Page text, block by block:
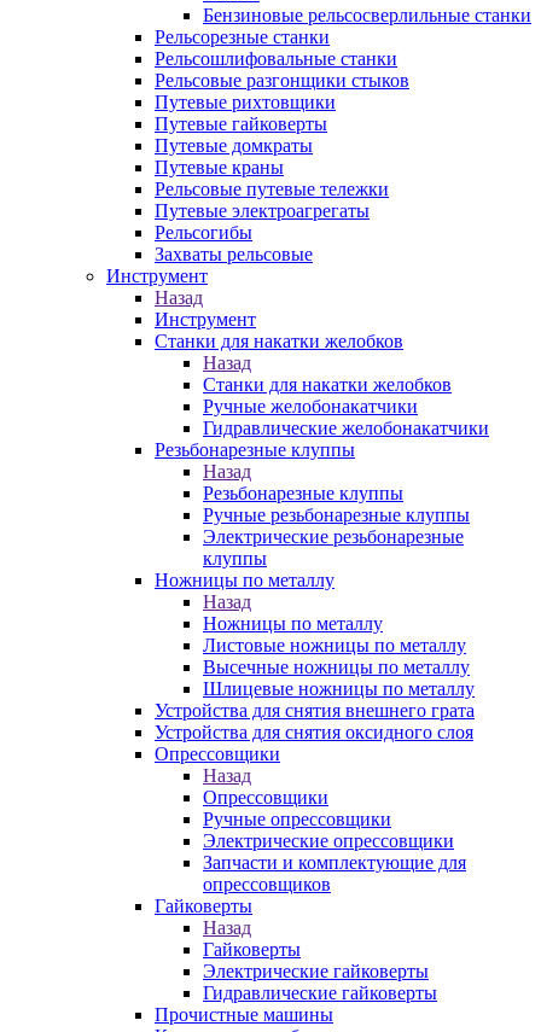
Бензиновые рельсосверлильные станки
Рельсорезные станки
Рельсошлифовальные станки
Рельсовые разгонщики стыков
Путевые рихтовщики
Путевые гайковерты
Путевые домкраты
Путевые краны
Рельсовые путевые тележки
Путевые электроагрегаты
Рельсогибы
Захваты рельсовые
Инструмент
Назад
Инструмент
Станки для накатки желобков
Назад
Станки для накатки желобков
Ручные желобонакатчики
Гидравлические желобонакатчики
Резьбонарезные клуппы
Назад
Резьбонарезные клуппы
Ручные резьбонарезные клуппы
Электрические резьбонарезные
клуппы
Ножницы по металлу
Назад
Ножницы по металлу
Листовые ножницы по металлу
Высечные ножницы по металлу
Шлицевые ножницы по металлу
Устройства для снятия внешнего грата
Устройства для снятия оксидного слоя
Опрессовщики
Назад
Опрессовщики
Ручные опрессовщики
Электрические опрессовщики
Запчасти и комплектующие для
опрессовщиков
Гайковерты
Назад
Гайковерты
Электрические гайковерты
Гидравлические гайковерты
Прочистные машины